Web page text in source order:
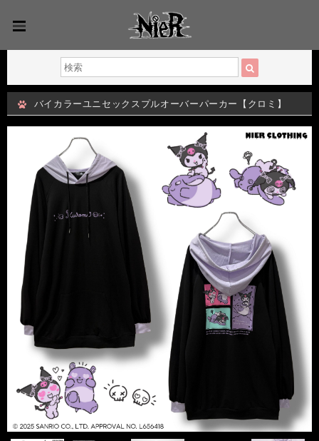
バイカラーユニセックスプルオーバーパーカー【クロミ】